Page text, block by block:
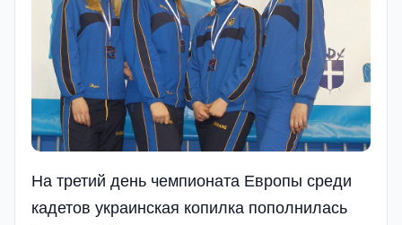
На третий день чемпионата Европы среди
кадетов украинская копилка пополнилась